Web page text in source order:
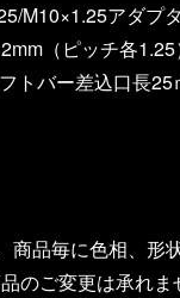
M10×1.25アダプ
（ピッチ各1.25
トバー差込口長25
品毎に色相、形
のご変更は承れま